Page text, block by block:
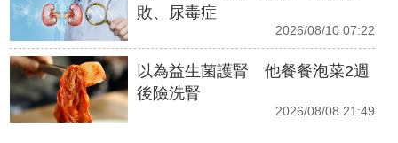
敗、尿毒症
2026/08/10 07:22
以為益生菌護腎 他餐餐泡菜2週
後險洗腎
2026/08/08 21:49